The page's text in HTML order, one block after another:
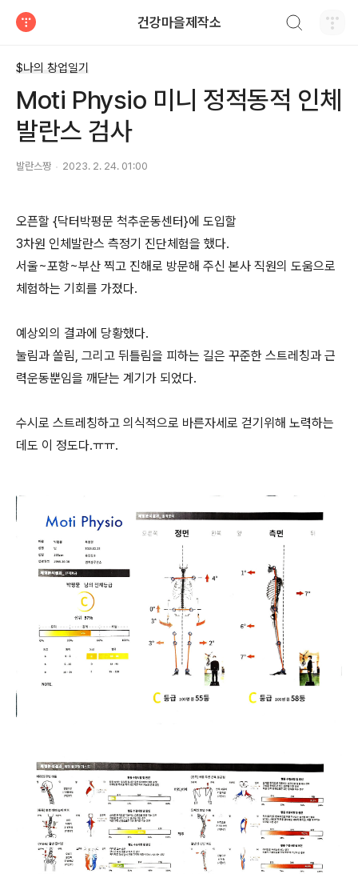
건강마을제작소
$나의 창업일기
Moti Physio 미니 정적동적 인체
발란스 검사
발란스짱 2023. 2. 24. 01:00
오픈할 {닥터박평문 척추운동센터}에 도입할
3차원 인체발란스 측정기 진단체험을 했다.
서울~포항~부산 찍고 진해로 방문해 주신 본사 직원의 도움으로
체험하는 기회를 가졌다.
예상외의 결과에 당황했다.
눌림과 쏠림, 그리고 뒤틀림을 피하는 길은 꾸준한 스트레칭과 근
력운동뿐임을 깨닫는 계기가 되었다.
수시로 스트레칭하고 의식적으로 바른자세로 걷기위해 노력하는
데도 이 정도다.ㅠㅠ.